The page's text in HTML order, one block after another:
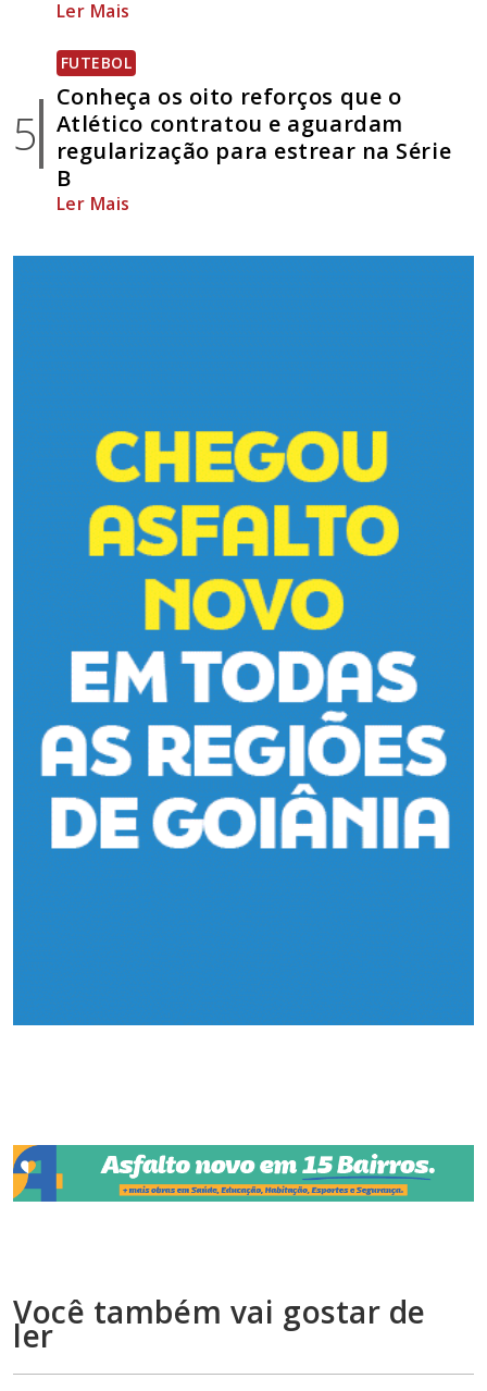
Ler Mais
5
FUTEBOL
Conheça os oito reforços que o
Atlético contratou e aguardam
regularização para estrear na Série
B
Ler Mais
Você também vai gostar de
ler